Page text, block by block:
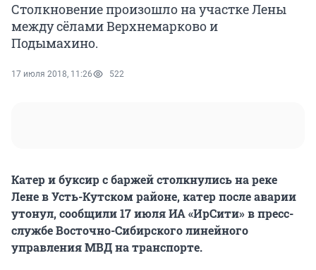
Столкновение произошло на участке Лены
между сёлами Верхнемарково и
Подымахино.
17 июля 2018, 11:26 522
Катер и буксир с баржей столкнулись на реке
Лене в Усть-Кутском районе, катер после аварии
утонул, сообщили 17 июля ИА «ИрСити» в пресс-
службе Восточно-Сибирского линейного
управления МВД на транспорте.